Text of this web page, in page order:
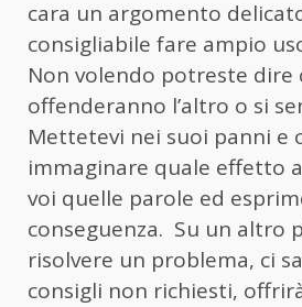
cara un argomento
consigliabile fare ampio
Non volendo potreste dire
offenderanno l’altro o si
Mettetevi nei suoi panni e
immaginare quale effetto
voi quelle parole ed
conseguenza. Su un altro
risolvere un problema, ci
consigli non richiesti,